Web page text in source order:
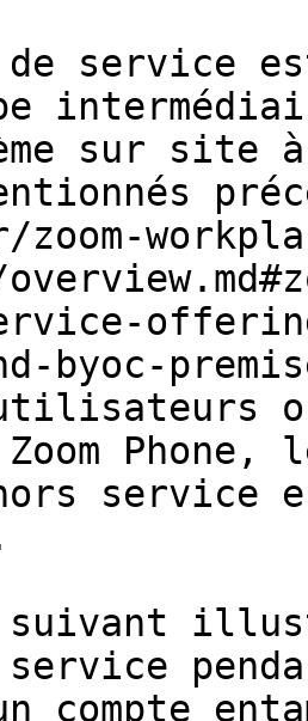
de service
sur site
byoc-
Phone,
service
suivant
service
compte